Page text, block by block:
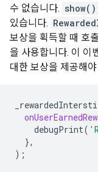
수 없습니다. show()
있습니다.
보상을 획득할 때 호
을 사용합니다. 이 이
대한 보상을 제공해
debugPrint(
},
);